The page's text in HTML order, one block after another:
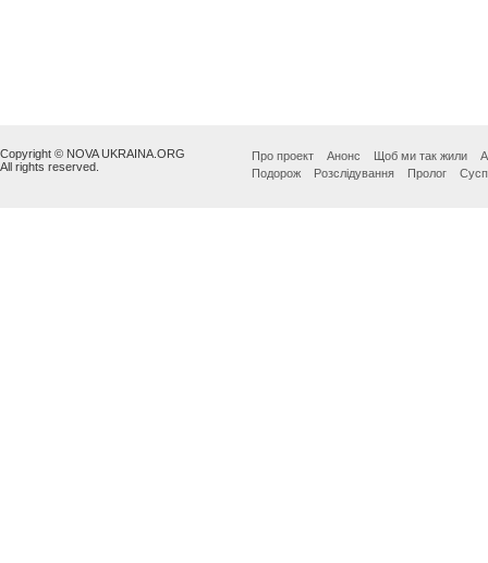
Copyright © NOVA UKRAINA.ORG
All rights reserved.
Про проект Анонс Щоб ми так жили
Подорож
Розслідування Пролог